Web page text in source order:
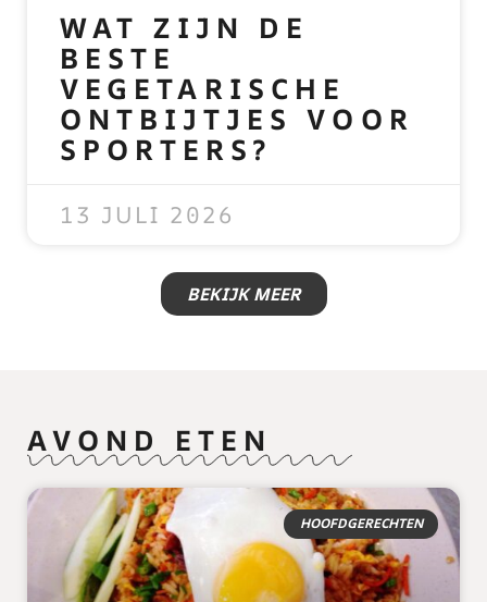
WAT ZIJN DE
BESTE
VEGETARISCHE
ONTBIJTJES VOOR
SPORTERS?
13 JULI 2026
BEKIJK MEER
AVOND ETEN
HOOFDGERECHTEN